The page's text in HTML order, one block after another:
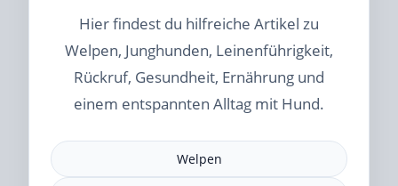
Hier findest du hilfreiche Artikel zu
Welpen, Junghunden, Leinenführigkeit,
Rückruf, Gesundheit, Ernährung und
einem entspannten Alltag mit Hund.
Welpen